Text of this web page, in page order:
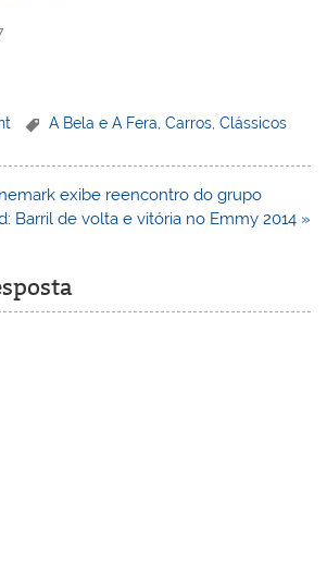
A Bela e A Fera ,Carros ,Clássicos
exibe reencontro do grupo
Barril de volta e vitória no Emmy 2014 »